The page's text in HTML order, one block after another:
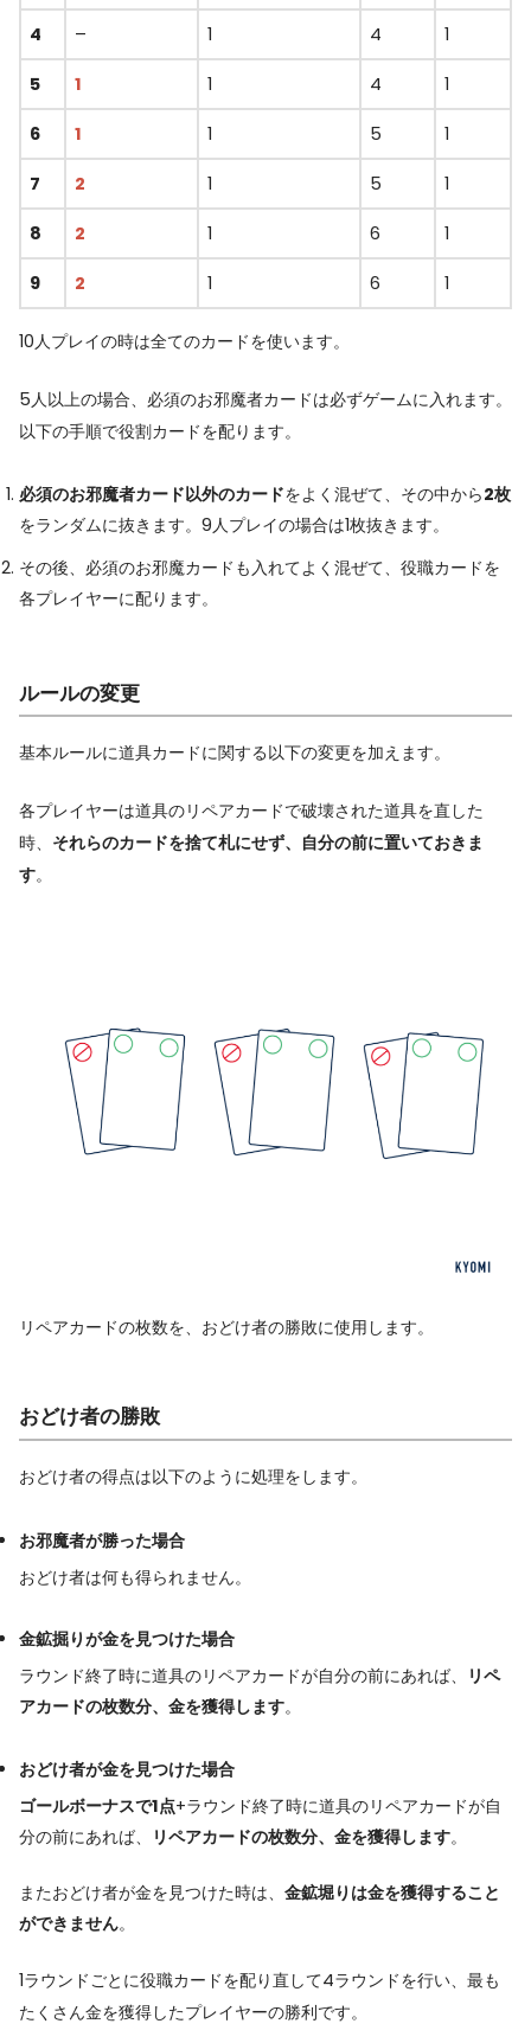
4 – 1 4 1
5 1 1 4 1
6 1 1 5 1
7 2 1 5 1
8 2 1 6 1
9 2 1 6 1
10人プレイの時は全てのカードを使います。
5人以上の場合、必須のお邪魔者カードは必ずゲームに入れます。
以下の手順で役割カードを配ります。
必須のお邪魔者カード以外のカードをよく混ぜて、その中から2枚
をランダムに抜きます。9人プレイの場合は1枚抜きます。
その後、必須のお邪魔カードも入れてよく混ぜて、役職カードを
各プレイヤーに配ります。
ルールの変更
基本ルールに道具カードに関する以下の変更を加えます。
各プレイヤーは道具のリペアカードで破壊された道具を直した
時、 それらのカードを捨て札にせず、自分の前に置いておきま
す。
リペアカードの枚数を、おどけ者の勝敗に使用します。
おどけ者の勝敗
おどけ者の得点は以下のように処理をします。
お邪魔者が勝った場合
おどけ者は何も得られません。
金鉱掘りが金を見つけた場合
ラウンド終了時に道具のリペアカードが自分の前にあれば、
リペ
アカードの枚数分、金を獲得します。
おどけ者が金を見つけた場合
ゴールボーナスで1点+ラウンド終了時に道具のリペアカードが自
分の前にあれば、
リペアカードの枚数分、金を獲得します。
またおどけ者が金を見つけた時は、 金鉱堀りは金を獲得すること
ができません。
1ラウンドごとに役職カードを配り直して4ラウンドを行い、最も
たくさん金を獲得したプレイヤーの勝利です。